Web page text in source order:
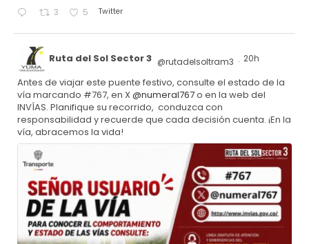
3 5 Twitter
Ruta del Sol Sector 3 @rutadelsoltram3 · 20h
Antes de viajar este puente festivo, consulte el estado de la
vía marcando #767, en X@numeral767o en la web del
INVÍAS. Planifique su recorrido, conduzca con
responsabilidad y recuerde que cada decisión cuenta. ¡En la
vía, abracemos la vida!